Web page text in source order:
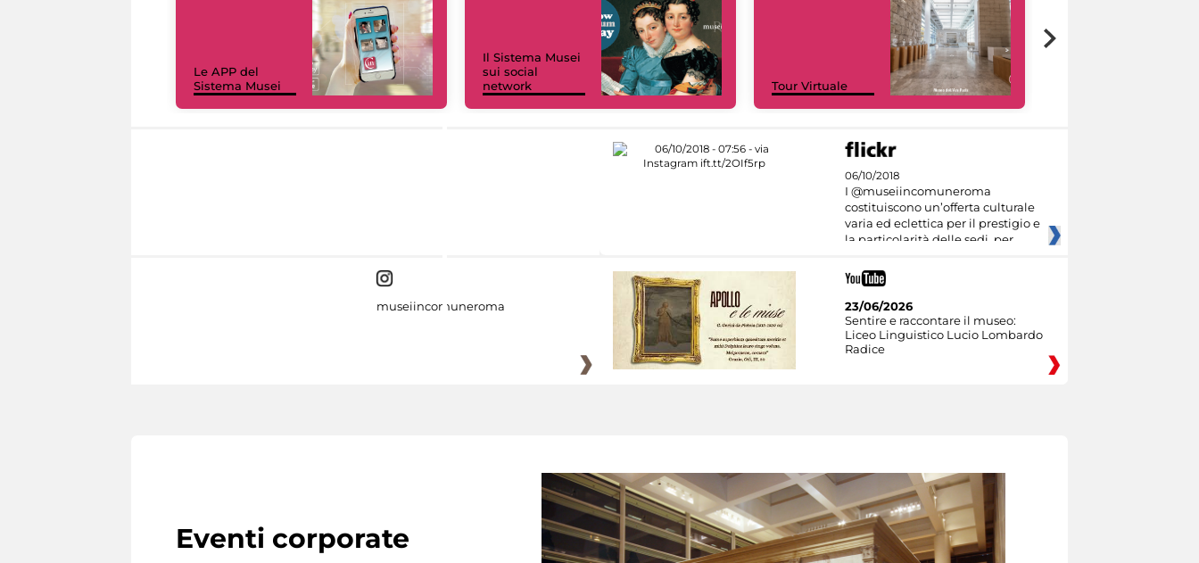
Le APP del
Sistema Musei
Il Sistema Musei
sui social
network
Tour Virtuale
06/10/2018
I @museiincomuneroma
costituiscono un’offerta culturale
varia ed eclettica per il prestigio e
la particolarità delle sedi, per
museiincomuneroma
23/06/2026
Sentire e raccontare il museo:
Liceo Linguistico Lucio Lombardo
Radice
Eventi corporate